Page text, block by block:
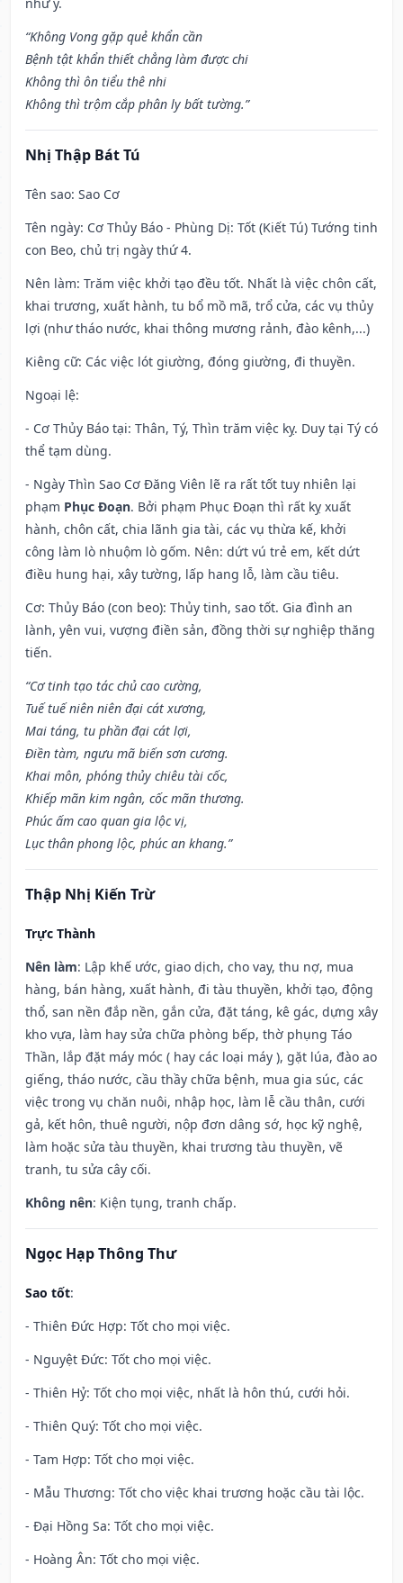
“Không Vong gặp quẻ khẩn cần
Bệnh tật khẩn thiết chẳng làm được chi
Không thì ôn tiểu thê nhi
Không thì trộm cắp phân ly bất tường.”
Nhị Thập Bát Tú
Tên sao: Sao Cơ
Tên ngày: Cơ Thủy Báo - Phùng Dị: Tốt (Kiết Tú) Tướng tinh
con Beo, chủ trị ngày thứ 4.
Nên làm: Trăm việc khởi tạo đều tốt. Nhất là việc chôn cất,
khai trương, xuất hành, tu bổ mồ mã, trổ cửa, các vụ thủy
lợi (như tháo nước, khai thông mương rảnh, đào kênh,...)
Kiêng cữ: Các việc lót giường, đóng giường, đi thuyền.
Ngoại lệ:
- Cơ Thủy Báo tại: Thân, Tý, Thìn trăm việc kỵ. Duy tại Tý có
thể tạm dùng.
- Ngày Thìn Sao Cơ Đăng Viên lẽ ra rất tốt tuy nhiên lại
phạm Phục Đoạn. Bởi phạm Phục Đoạn thì rất kỵ xuất
hành, chôn cất, chia lãnh gia tài, các vụ thừa kế, khởi
công làm lò nhuộm lò gốm. Nên: dứt vú trẻ em, kết dứt
điều hung hại, xây tường, lấp hang lỗ, làm cầu tiêu.
Cơ: Thủy Báo (con beo): Thủy tinh, sao tốt. Gia đình an
lành, yên vui, vượng điền sản, đồng thời sự nghiệp thăng
tiến.
“Cơ tinh tạo tác chủ cao cường,
Tuế tuế niên niên đại cát xương,
Mai táng, tu phần đại cát lợi,
Điền tàm, ngưu mã biến sơn cương.
Khai môn, phóng thủy chiêu tài cốc,
Khiếp mãn kim ngân, cốc mãn thương.
Phúc ấm cao quan gia lộc vị,
Lục thân phong lộc, phúc an khang.”
Thập Nhị Kiến Trừ
Trực Thành
Nên làm: Lập khế ước, giao dịch, cho vay, thu nợ, mua
hàng, bán hàng, xuất hành, đi tàu thuyền, khởi tạo, động
thổ, san nền đắp nền, gắn cửa, đặt táng, kê gác, dựng xây
kho vựa, làm hay sửa chữa phòng bếp, thờ phụng Táo
Thần, lắp đặt máy móc ( hay các loại máy ), gặt lúa, đào ao
giếng, tháo nước, cầu thầy chữa bệnh, mua gia súc, các
việc trong vụ chăn nuôi, nhập học, làm lễ cầu thân, cưới
gả, kết hôn, thuê người, nộp đơn dâng sớ, học kỹ nghệ,
làm hoặc sửa tàu thuyền, khai trương tàu thuyền, vẽ
tranh, tu sửa cây cối.
Không nên: Kiện tụng, tranh chấp.
Ngọc Hạp Thông Thư
Sao tốt:
- Thiên Đức Hợp: Tốt cho mọi việc.
- Nguyệt Đức: Tốt cho mọi việc.
- Thiên Hỷ: Tốt cho mọi việc, nhất là hôn thú, cưới hỏi.
- Thiên Quý: Tốt cho mọi việc.
- Tam Hợp: Tốt cho mọi việc.
- Mẫu Thương: Tốt cho việc khai trương hoặc cầu tài lộc.
- Đại Hồng Sa: Tốt cho mọi việc.
- Hoàng Ân: Tốt cho mọi việc.